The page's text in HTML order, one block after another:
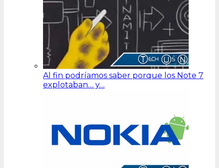
Al fin podríamos saber porque los Note 7
explotaban… y…